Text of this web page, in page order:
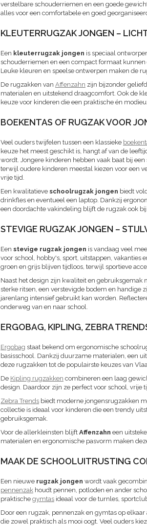
verstelbare schouderriemen en een goede
alles voor een comfortabele en goed
KLEUTERRUGZAK JONGEN –
Een kleuterrugzak jongen is speciaal
schouderriemen en een compact formaat
Leuke kleuren en speelse ontwerpen maken de
De rugzakken van Affenzahn zijn bijzonder
materialen en uitstekend draagcomfort. Ook de
keuze voor kinderen die een praktische én
BOEKENTAS OF RUGZAK VOOR
Veel ouders twijfelen tussen een klassieke
keuze het meest geschikt is, hangt af van de
wordt. Jongere kinderen hebben vaak baat bij
terwijl oudere kinderen meestal kiezen voor een
vrije tijd.
Een kwalitatieve schoolrugzak jongen biedt
drinkfles en eventueel een laptop. Dankzij
een doordachte vakindeling blijft de rugzak ook
STEVIGE RUGZAK JONGEN –
Een stevige rugzak jongen is vandaag veel
voor school, hobby's, sport, uitstappen, vakanties
groen en grijs blijven tijdloos, terwijl sportieve
Naast het design zijn kwaliteit en gebruiksgemak
sterke ritsen, een verstevigde bodem en handige
jarenlang intensief gebruikt kan worden.
onderweg van en naar school.
ERGOBAG, KIPLING, ZEBRA
Ergobag staat bekend om ergonomische
basisschool. Dankzij duurzame materialen, een
deze rugzakken tot de populairste keuzes van
De Kipling rugzakken combineren een laag
design. Daardoor zijn ze perfect voor school, vrije
Zebra Trends biedt moderne jongensrugzakken
collectie is ideaal voor kinderen die een trendy
gebruiksgemak.
Voor de allerkleinsten blijft Affenzahn een
materialen en ergonomische pasvorm maken
MAAK DE SCHOOLUITRUSTING
Een nieuwe rugzak jongen wordt vaak
pennenzak houdt pennen, potloden en ander
praktische gymtas ideaal voor de turnles,
Door een rugzak, pennenzak en gymtas op
die zowel praktisch als mooi oogt. Veel ouders